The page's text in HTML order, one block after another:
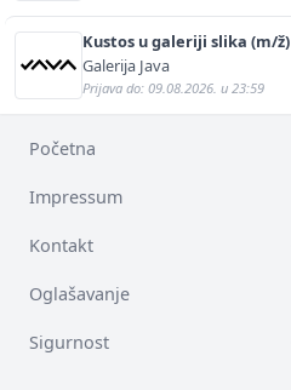
Kustos u galeriji slika (m/ž)
Galerija Java
Prijava do: 09.08.2026. u 23:59
Početna
Impressum
Kontakt
Oglašavanje
Sigurnost